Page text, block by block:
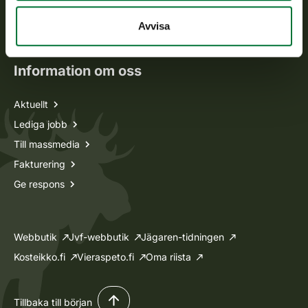
Avvisa
Oma riista -tjänsten
Ansökan om licenser och dispenser
Information om oss
Aktuellt
Lediga jobb
Till massmedia
Fakturering
Ge respons
Webbutik Jvf-webbutik
Jägaren-tidningen
Kosteikko.fi
Vieraspeto.fi Oma riista
Tillbaka till början